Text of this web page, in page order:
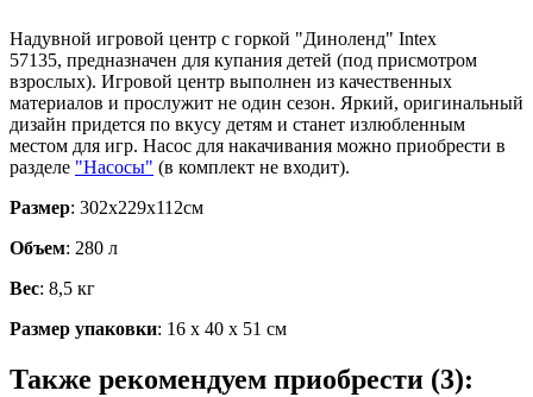
Надувной игровой центр с горкой "Диноленд" Intex
57135, предназначен для купания детей (под присмотром
взрослых). Игровой центр выполнен из качественных
материалов и прослужит не один сезон. Яркий, оригинальный
дизайн придется по вкусу детям и станет излюбленным
местом для игр. Насос для накачивания можно приобрести в
разделе "Насосы" (в комплект не входит).
Размер: 302х229х112см
Объем: 280 л
Вес: 8,5 кг
Размер упаковки: 16 х 40 х 51 см
Также рекомендуем приобрести (3):